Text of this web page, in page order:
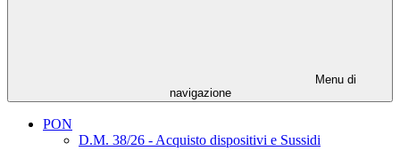
Menu di
navigazione
PON
D.M. 38/26 - Acquisto dispositivi e Sussidi